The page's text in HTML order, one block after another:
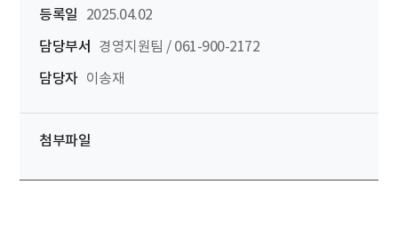
등록일
2025.04.02
담당부서
경영지원팀 / 061-900-2172
담당자 이송재
첨부파일